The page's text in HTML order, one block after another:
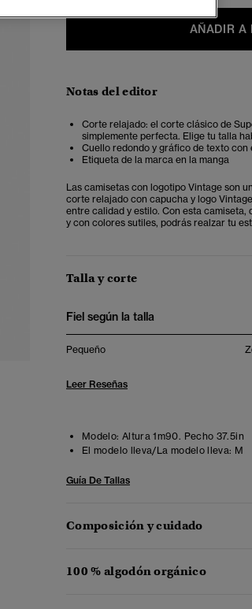
AÑADIR A
Notas del editor
Corte relajado: el corte clásico de
simplemente perfecta. Elige tu talla
Cuello redondo y gráfico de texto
Etiqueta de la marca en la manga
Las camisetas con logotipo Vintage son
corte relajado con capucha y logo
entre calidad y estilo. Con esta
y con colores sutiles, podrás realzar tu
Talla y corte
Fiel según la talla
Pequeño
Leer Reseñas
Modelo: Altura 1m90. Pecho 37.5in
El modelo lleva/La modelo lleva: M
Guía De Tallas
Composición y cuidado
100 % algodón orgánico